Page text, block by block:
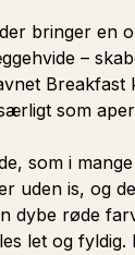
bringer en
–
som
som i
uden is, og
dybe røde
let og